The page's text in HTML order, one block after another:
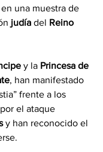
una muestra de
judía del Reino
y la Princesa de
, han manifestado
frente a los
el ataque
y han reconocido el